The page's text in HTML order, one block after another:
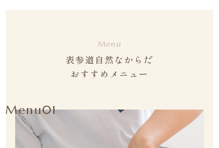
Menu
表参道自然なからだ
おすすめメニュー
Menu01